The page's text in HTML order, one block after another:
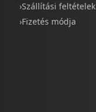
›Szállítási feltételek
›Fizetés módja